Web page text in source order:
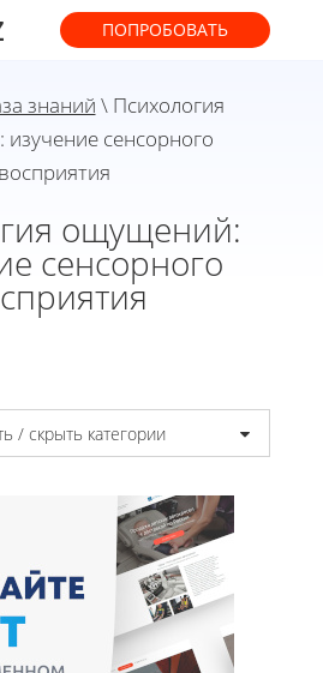
ПОПРОБОВАТЬ
знаний \ Психология
сенсорного
восприятия
ощущений:
сенсорного
/ скрыть категории